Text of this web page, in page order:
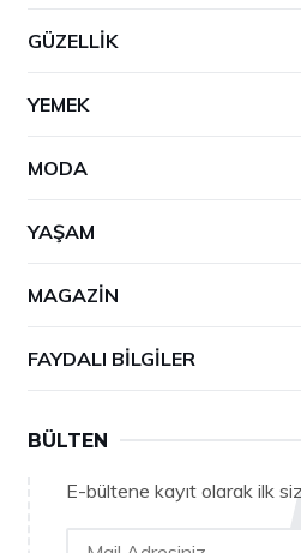
GÜZELLIK
YEMEK
MODA
YAŞAM
MAGAZIN
FAYDALI BILGILER
BÜLTEN
E-bültene kayıt olarak ilk